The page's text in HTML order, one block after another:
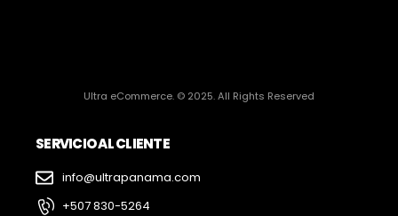
Ultra eCommerce. © 2025. All Rights Reserved
SERVICIO AL CLIENTE
info@ultrapanama.com
+507 830-5264